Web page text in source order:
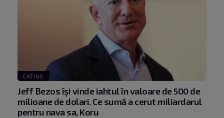
CATINE
Jeff Bezos își vinde iahtul în valoare de 500 de
milioane de dolari. Ce sumă a cerut miliardarul
pentru nava sa, Koru